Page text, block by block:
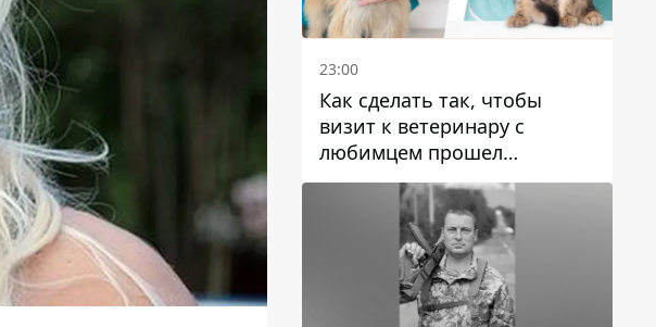
23:00
Как сделать так, чтобы
визит к ветеринару с
любимцем прошел
спокойно: простые советы